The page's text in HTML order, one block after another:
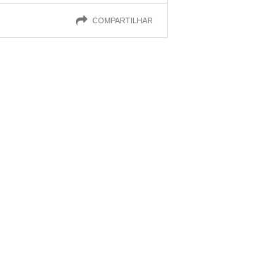
COMPARTILHAR